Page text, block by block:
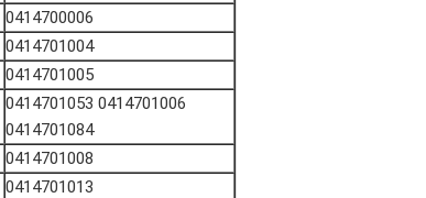
0414700006
0414701004
0414701005
0414701006 0414701053
0414701084
0414701008
0414701013